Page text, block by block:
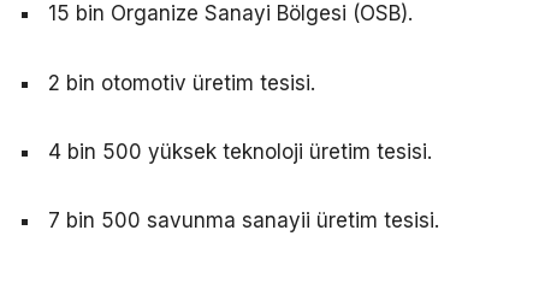
15 bin Organize Sanayi Bölgesi (OSB).
2 bin otomotiv üretim tesisi.
4 bin 500 yüksek teknoloji üretim tesisi.
7 bin 500 savunma sanayii üretim tesisi.